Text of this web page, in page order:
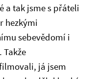
a tak jsme s přáteli
hezkými
sebevědomí i
já jsem